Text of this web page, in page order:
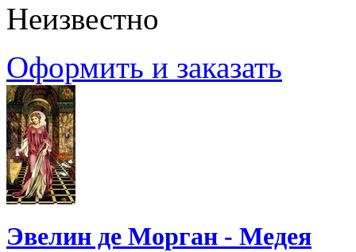
Неизвестно
Оформить и заказать
Эвелин де Морган - Медея